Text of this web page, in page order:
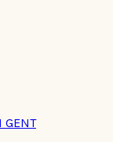
GENT